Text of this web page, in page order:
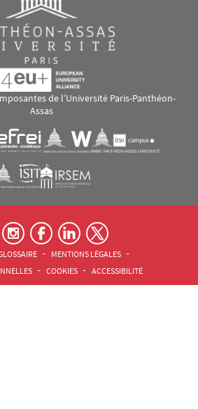
de l’Université Paris-Panthéon-
Assas
svg Visuel svgVisuel svg
svgVisuel svg
MENTIONS LÉGALES
COOKIES ACCESSIBILITÉ